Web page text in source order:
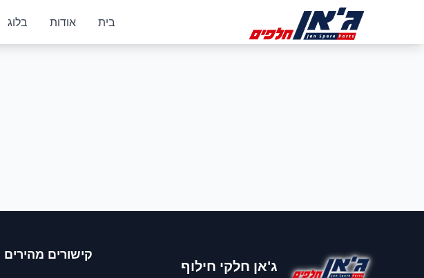
בית
אודות בלוג
ג'אן חלקי חילוף
קישורים מהירים